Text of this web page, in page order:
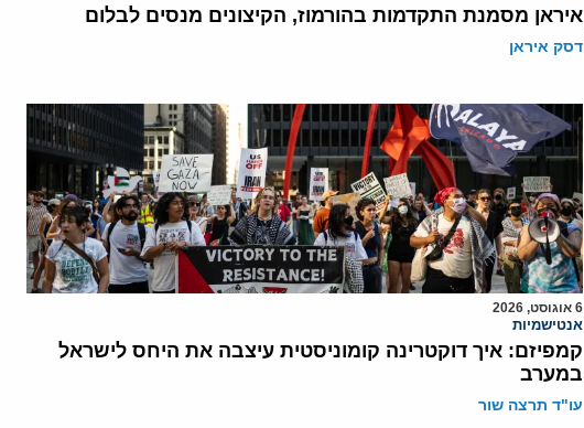
איראן מסמנת התקדמות בהורמוז, הקיצונים מנסים לבלום
דסק איראן
6 אוגוסט, 2026
אנטישמיות
קמפיזם: איך דוקטרינה קומוניסטית עיצבה את היחס לישראל
במערב
עו"ד תרצה שור